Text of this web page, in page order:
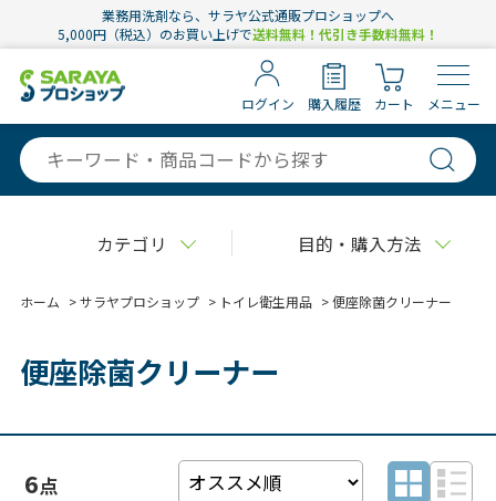
業務用洗剤なら、サラヤ公式通販プロショップへ
5,000円（税込）のお買い上げで送料無料！代引き手数料無料！
ログイン 購入履歴 カート メニュー
カテゴリ 目的・購入方法
ホーム >サラヤプロショップ > トイレ衛生用品 >便座除菌クリーナー
便座除菌クリーナー
6